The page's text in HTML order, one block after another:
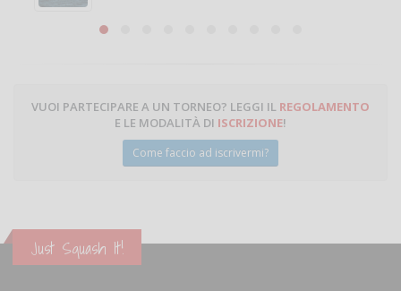
Michele Miglionico
VUOI PARTECIPARE A UN TORNEO? LEGGI IL REGOLAMENTO
E LE MODALITÀ DI ISCRIZIONE!
Come faccio ad iscrivermi?
Just Squash It!